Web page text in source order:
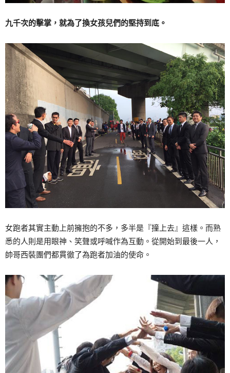
九千次的擊掌，就為了換女孩兒們的堅持到底。
女跑者其實主動上前擁抱的不多，多半是『撞上去』這樣。而熟
悉的人則是用眼神、笑聲或呼喊作為互動。從開始到最後一人，
帥哥西裝團們都貫徹了為跑者加油的使命。